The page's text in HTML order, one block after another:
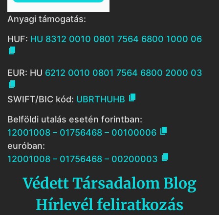
Anyagi támogatás:
HUF: HU 8312 0010 0801 7564 6800 1000 06

EUR: HU 6212 0010 0801 7564 6800 2000 03

SWIFT/BIC kód: UBRTHUHB 
Belföldi utalás esetén forintban:
12001008 – 01756468 – 00100006 
euróban:
12001008 – 01756468 – 00200003 
Védett Társadalom Blog
Hírlevél feliratkozás